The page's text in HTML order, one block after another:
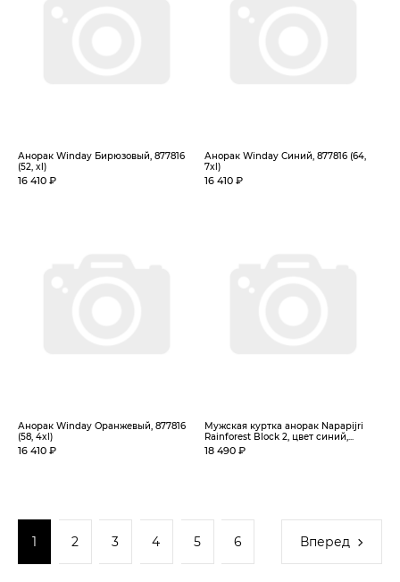
Анорак Winday Бирюзовый, 877816
(52, xl)
16 410 ₽
Анорак Winday Синий, 877816 (64,
7xl)
16 410 ₽
Анорак Winday Оранжевый, 877816
(58, 4xl)
16 410 ₽
Мужская куртка анорак Napapijri
Rainforest Block 2, цвет синий,...
18 490 ₽
1 2 3 4 5 6 Вперед